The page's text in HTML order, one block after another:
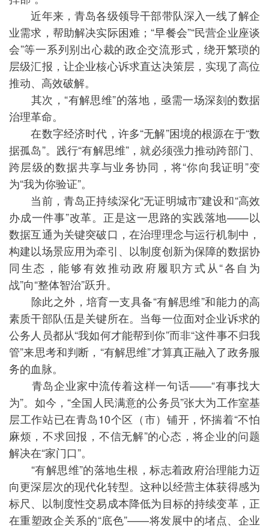
近年来，青岛各级领导干部带队深入一线了解企
业需求，帮助解决实际困难；“早餐会”“民营企业座谈
会”等一系列别出心裁的政企交流形式，绕开繁琐的
层级汇报，让企业核心诉求直达决策层，实现了高位
推动、高效破解。
其次，“有解思维”的落地，亟需一场深刻的数据
治理革命。
在数字经济时代，许多“无解”困境的根源在于“数
据孤岛”。践行“有解思维”，就必须强力推动跨部门、
跨层级的数据共享与业务协同，将“你向我证明”变
为“我为你验证”。
当前，青岛正持续深化“无证明城市”建设和“高效
办成一件事”改革。正是这一思路的实践落地——以
数据互通为关键突破口，在治理理念与运行机制中，
构建以场景应用为牵引、以制度创新为保障的数据协
同生态，能够有效推动政府履职方式从“各自为
战”向“整体智治”跃升。
除此之外，培育一支具备“有解思维”和能力的高
素质干部队伍是关键所在。当每一位面对企业诉求的
公务人员都从“我如何才能帮到你”而非“这件事不归我
管”来思考和判断，“有解思维”才算真正融入了政务服
务的血脉。
青岛企业家中流传着这样一句话——“有事找大
为”。如今，“全国人民满意的公务员”张大为工作室基
层工作站已在青岛10个区（市）铺开，怀揣着“不怕
麻烦，不求回报，不信无解”的心态，将企业的问题
解决在“家门口”。
“有解思维”的落地生根，标志着政府治理能力迈
向更深层次的现代化转型。这种以经营主体获得感为
标尺、以制度性交易成本降低为目标的持续变革，正
在重塑政企关系的“底色”——将发展中的堵点、企业